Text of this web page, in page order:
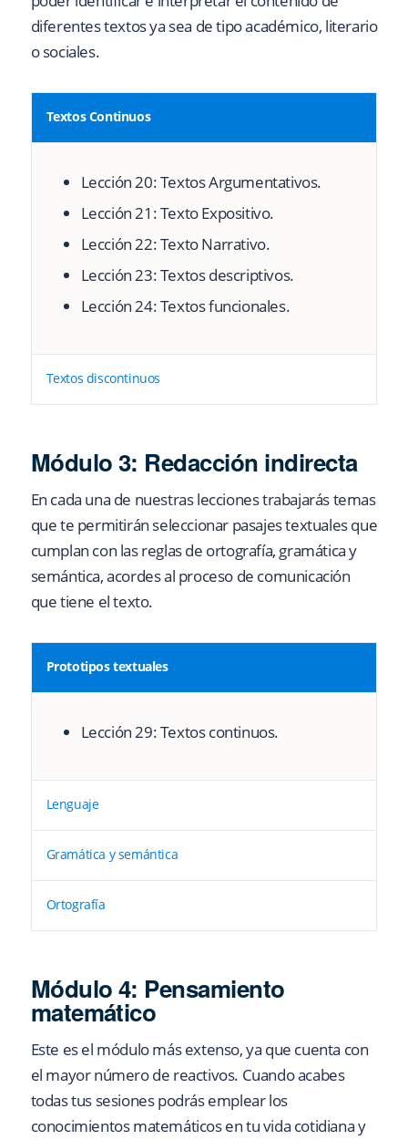
diferentes textos ya sea de tipo académico, literario
o sociales.
Textos Continuos
Lección 20:Textos Argumentativos.
Lección 21:Texto Expositivo.
Lección 22:Texto Narrativo.
Lección 23:Textos descriptivos.
Lección 24:Textos funcionales.
Textos discontinuos
Módulo 3: Redacción indirecta
En cada una de nuestras lecciones trabajarás temas
que te permitirán seleccionar pasajes textuales que
cumplan con las reglas de ortografía, gramática y
semántica, acordes al proceso de comunicación
que tiene el texto.
Prototipos textuales
Lección 29: Textos continuos.
Lenguaje
Gramática y semántica
Ortografía
Módulo 4: Pensamiento
matemático
Este es el módulo más extenso, ya que cuenta con
el mayor número de reactivos. Cuando acabes
todas tus sesiones podrás emplear los
conocimientos matemáticos en tu vida cotidiana y